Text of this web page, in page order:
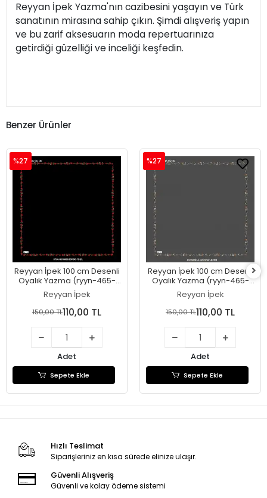
Reyyan İpek Yazma'nın cazibesini yaşayın ve Türk
sanatının mirasına sahip çıkın. Şimdi alışveriş yapın
ve bu zarif aksesuarın moda repertuarınıza
getirdiği güzelliği ve inceliği keşfedin.
Benzer Ürünler
Reyyan İpek 100 cm Desenli
Oyalık Yazma (ryyn-465-
27)
Reyyan İpek
%27
150,00 TL110,00 TL
Adet
Sepete Ekle
Reyyan İpek 100 cm Desenli
Oyalık Yazma (ryyn-465-
26)
Reyyan İpek
%27
150,00 TL110,00 TL
Adet
Sepete Ekle
Hızlı Teslimat
Siparişleriniz en kısa sürede elinize ulaşır.
Güvenli Alışveriş
Güvenli ve kolay ödeme sistemi